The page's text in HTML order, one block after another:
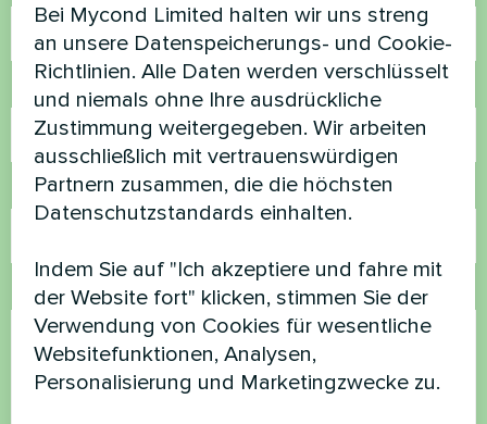
Rufnummer
E-Mail
Kommentar
Bei Mycond Limited halten wir uns streng
an unsere Datenspeicherungs- und Cookie-
Richtlinien. Alle Daten werden verschlüsselt
und niemals ohne Ihre ausdrückliche
Zustimmung weitergegeben. Wir arbeiten
ausschließlich mit vertrauenswürdigen
Partnern zusammen, die die höchsten
Datenschutzstandards einhalten.
Indem Sie auf "Ich akzeptiere und fahre mit
der Website fort" klicken, stimmen Sie der
Verwendung von Cookies für wesentliche
Websitefunktionen, Analysen,
Personalisierung und Marketingzwecke zu.